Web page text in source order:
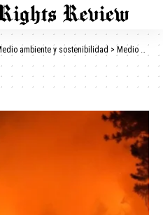
ambiente y sostenibilidad > Medio Ambiente